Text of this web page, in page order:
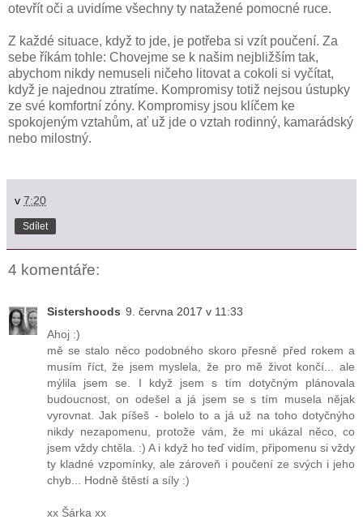
otevřít oči a uvidíme všechny ty natažené pomocné ruce.
Z každé situace, když to jde, je potřeba si vzít poučení. Za
sebe říkám tohle: Chovejme se k našim nejbližším tak,
abychom nikdy nemuseli ničeho litovat a cokoli si vyčítat,
když je najednou ztratíme. Kompromisy totiž nejsou ústupky
ze své komfortní zóny. Kompromisy jsou klíčem ke
spokojeným vztahům, ať už jde o vztah rodinný, kamarádský
nebo milostný.
v 7:20
Sdílet
4 komentáře:
Sistershoods 9. června 2017 v 11:33
Ahoj :)
mě se stalo něco podobného skoro přesně před rokem a
musím říct, že jsem myslela, že pro mě život končí... ale
mýlila jsem se. I když jsem s tím dotyčným plánovala
budoucnost, on odešel a já jsem se s tím musela nějak
vyrovnat. Jak píšeš - bolelo to a já už na toho dotyčnýho
nikdy nezapomenu, protože vám, že mi ukázal něco, co
jsem vždy chtěla. :) A i když ho teď vidím, připomenu si vždy
ty kladné vzpomínky, ale zároveň i poučení ze svých i jeho
chyb... Hodně štěstí a síly :)
xx Šárka xx